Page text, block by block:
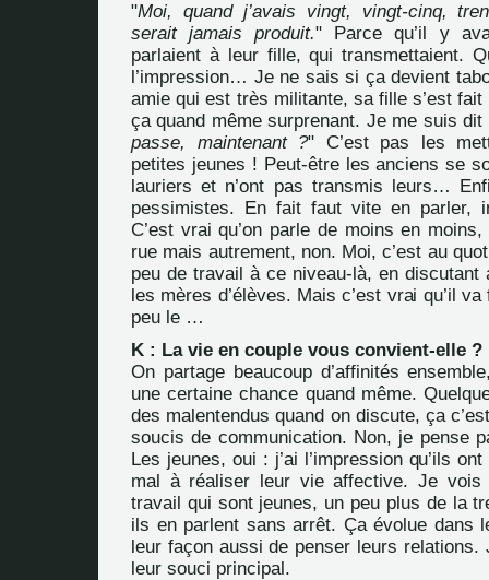
"Moi, quand j’avais vingt, vingt-cinq,
serait jamais produit." Parce qu’il y
parlaient à leur fille, qui transmettaient.
l’impression… Je ne sais si ça devient
amie qui est très militante, sa fille s’est fait
ça quand même surprenant. Je me suis dit
passe, maintenant ?" C’est pas les
petites jeunes ! Peut-être les anciens se
lauriers et n’ont pas transmis leurs…
pessimistes. En fait faut vite en parler,
C’est vrai qu’on parle de moins en
rue mais autrement, non. Moi, c’est au
peu de travail à ce niveau-là, en discutant
les mères d’élèves. Mais c’est vrai qu’il
peu le …
K : La vie en couple vous convient-elle ?
On partage beaucoup d’affinités
une certaine chance quand même.
des malentendus quand on discute, ça
soucis de communication. Non, je pense
Les jeunes, oui : j’ai l’impression qu’ils
mal à réaliser leur vie affective. Je vois
travail qui sont jeunes, un peu plus de la
ils en parlent sans arrêt. Ça évolue dans
leur façon aussi de penser leurs relations.
leur souci principal.